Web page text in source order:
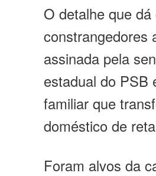
O detalhe que
constrangedores
assinada pela
estadual do PSB
familiar que
doméstico de
Foram alvos da